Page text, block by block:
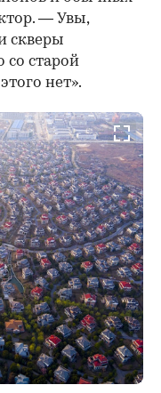
— Увы,
скверы
со старой
нет».